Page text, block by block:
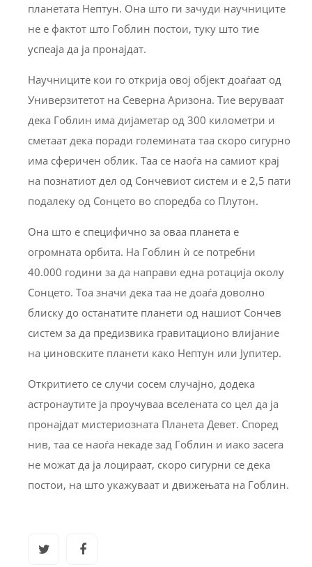
планетата Нептун. Она што ги зачуди научниците
не е фактот што Гоблин постои, туку што тие
успеаја да ја пронајдат.
Научниците кои го открија овој објект доаѓаат од
Универзитетот на Северна Аризона. Тие веруваат
дека Гоблин има дијаметар од 300 километри и
сметаат дека поради големината таа скоро сигурно
има сферичен облик. Таа се наоѓа на самиот крај
на познатиот дел од Сончевиот систем и е 2,5 пати
подалеку од Сонцето во споредба со Плутон.
Она што е специфично за оваа планета е
огромната орбита. На Гоблин ѝ се потребни
40.000 години за да направи една ротација околу
Сонцето. Тоа значи дека таа не доаѓа доволно
блиску до останатите планети од нашиот Сончев
систем за да предизвика гравитационо влијание
на џиновските планети како Нептун или Јупитер.
Откритието се случи сосем случајно, додека
астронаутите ја проучуваа вселената со цел да ја
пронајдат мистериозната Планета Девет. Според
нив, таа се наоѓа некаде зад Гоблин и иако засега
не можат да ја лоцираат, скоро сигурни се дека
постои, на што укажуваат и движењата на Гоблин.